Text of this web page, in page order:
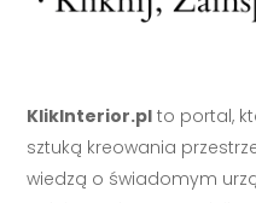
KlikInterior.pl to portal,
sztuką kreowania
wiedzą o świadomym